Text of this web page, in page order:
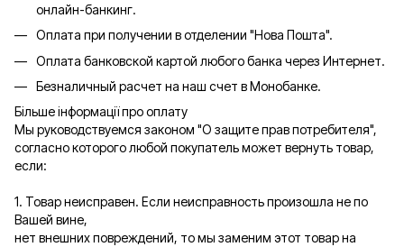
онлайн-банкинг.
Оплата при получении в отделении "Нова Пошта".
Оплата банковской картой любого банка через Интернет.
Безналичный расчет на наш счет в Монобанке.
Більше інформації про оплату
Мы руководствуемся законом "О защите прав потребителя",
согласно которого любой покупатель может вернуть товар,
если:
1. Товар неисправен. Если неисправность произошла не по
Вашей вине,
нет внешних повреждений, то мы заменим этот товар на